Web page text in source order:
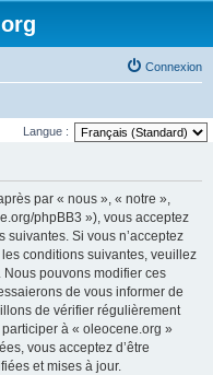
Connexion
Langue :
par « nous », « notre »,
phpBB3 »), vous acceptez
suivantes. Si vous n’acceptez
conditions suivantes, veuillez
pouvons modifier ces
de vous informer de
de vérifier régulièrement
à « oleocene.org »
vous acceptez d’être
et mises à jour.